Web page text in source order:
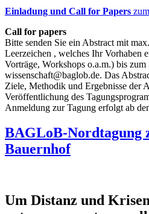
Einladung und Call for Papers
Call for papers
Bitte senden Sie ein Abstract mit
Leerzeichen , welches Ihr Vorhaben
Vorträge, Workshops o.a.m.) bis
wissenschaft@baglob.de. Das
Ziele, Methodik und Ergebnisse der
Veröffentlichung des
Anmeldung zur Tagung erfolgt ab
BAGLoB-Nordtagung
Bauernhof
Um Distanz und